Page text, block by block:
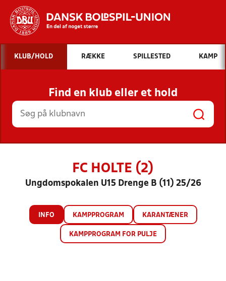
Hvad vil du søge efter?
INDHOLD OG NYHEDER
STILLINGER, RESULTATER, KLUBBER OG
HOLD
KLUB/HOLD RÆKKE SPILLESTED KAMP
Find en klub eller et hold
FC HOLTE (2)
Ungdomspokalen U15 Drenge B (11) 25/26
INFO KAMPPROGRAM KARANTÆNER
KAMPPROGRAM FOR PULJE